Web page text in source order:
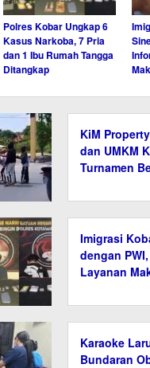
Polres Kobar Ungkap 6
Kasus Narkoba, 7 Pria
dan 1 Ibu Rumah Tangga
Ditangkap
KiM
dan UMKM
Turnamen
Imigrasi
dengan
Layanan
Karaoke
Bundaran